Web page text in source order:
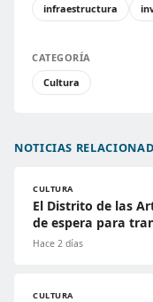
infraestructura
CATEGORÍA
Cultura
NOTICIAS
CULTURA
El Distrito de las
de espera para
Hace 2 días
CULTURA